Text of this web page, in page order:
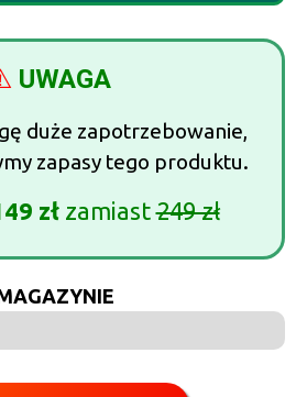
UWAGA
duże zapotrzebowanie,
zapasy tego produktu.
zł zamiast249 zł